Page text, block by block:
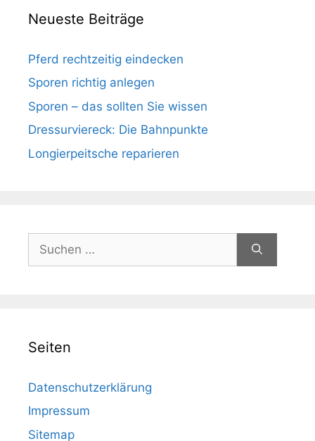
Neueste Beiträge
Pferd rechtzeitig eindecken
Sporen richtig anlegen
Sporen – das sollten Sie wissen
Dressurviereck: Die Bahnpunkte
Longierpeitsche reparieren
nach:
Seiten
Datenschutzerklärung
Impressum
Sitemap